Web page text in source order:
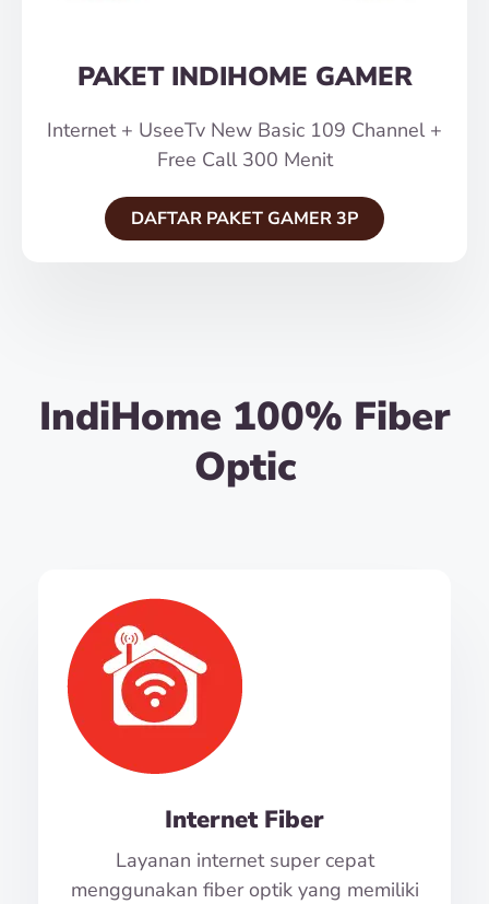
PAKET INDIHOME GAMER
Internet + UseeTv New Basic 109 Channel +
Free Call 300 Menit
DAFTAR PAKET GAMER 3P
IndiHome 100% Fiber
Optic
Internet Fiber
Layanan internet super cepat
menggunakan fiber optik yang memiliki